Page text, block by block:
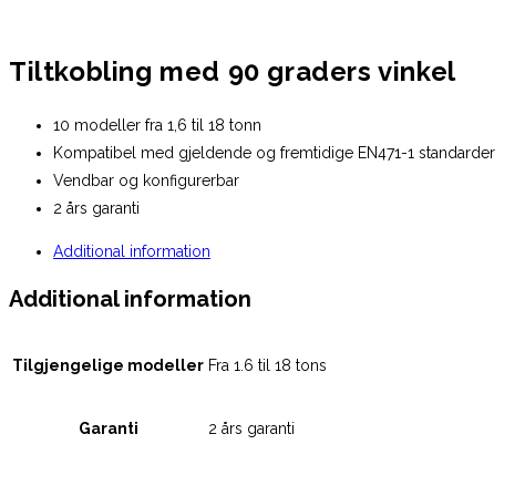
Tiltkobling med 90 graders vinkel
10 modeller fra 1,6 til 18 tonn
Kompatibel med gjeldende og fremtidige EN471-1 standarder
Vendbar og konfigurerbar
2 års garanti
Additional information
Additional information
Tilgjengelige modeller Fra 1.6 til 18 tons
Garanti 2 års garanti